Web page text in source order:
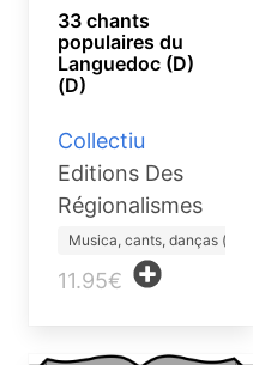
33 chants
populaires du
Languedoc (D)
(D)
Collectiu
Editions Des
Régionalismes
Musica, cants, danças (lib…
11.95€